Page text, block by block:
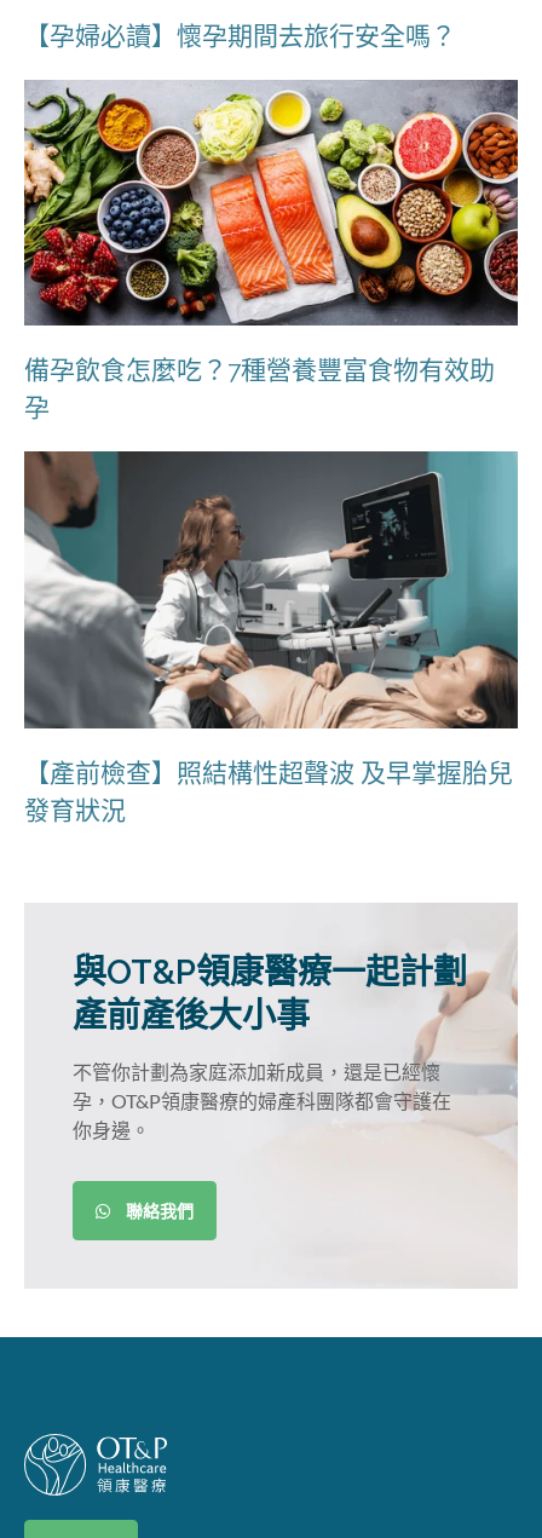
【孕婦必讀】懷孕期間去旅行安全嗎？
備孕飲食怎麼吃？7種營養豐富食物有效助
孕
【產前檢查】照結構性超聲波 及早掌握胎兒
發育狀況
與OT&P領康醫療一起計劃
產前產後大小事
不管你計劃為家庭添加新成員，還是已經懷
孕，OT&P領康醫療的婦產科團隊都會守護在
你身邊。
聯絡我們